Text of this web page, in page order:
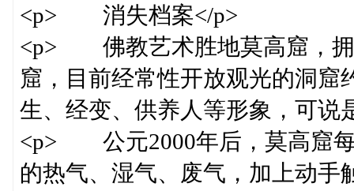
<p> 消失档案</p>
<p> 佛教艺术胜地莫高窟，拥
窟，目前经常性开放观光的洞窟
生、经变、供养人等形象，可说
<p> 公元2000年后，莫高窟每
的热气、湿气、废气，加上动手